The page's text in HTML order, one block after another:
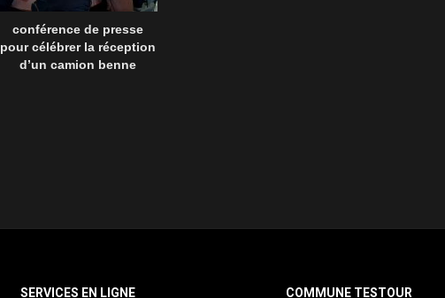
conférence de presse
pour célébrer la réception
d’un camion benne
SERVICES EN LIGNE COMMUNE TESTOUR